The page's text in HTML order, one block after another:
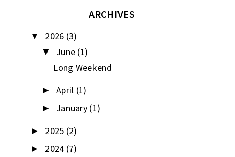
ARCHIVES
▼ 2026 (3)
▼ June (1)
Long Weekend
► April (1)
► January (1)
► 2025 (2)
► 2024 (7)